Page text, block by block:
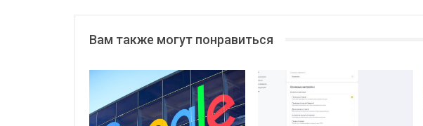
Вам также могут понравиться